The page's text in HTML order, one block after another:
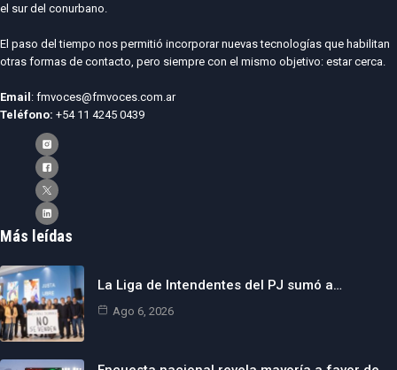
el sur del conurbano.
El paso del tiempo nos permitió incorporar nuevas tecnologías que habilitan
otras formas de contacto, pero siempre con el mismo objetivo: estar cerca.
Email : fmvoces@fmvoces.com.ar
Teléfono: +54 11 4245 0439
Más leídas
La Liga de Intendentes del PJ sumó a…
Ago 6, 2026